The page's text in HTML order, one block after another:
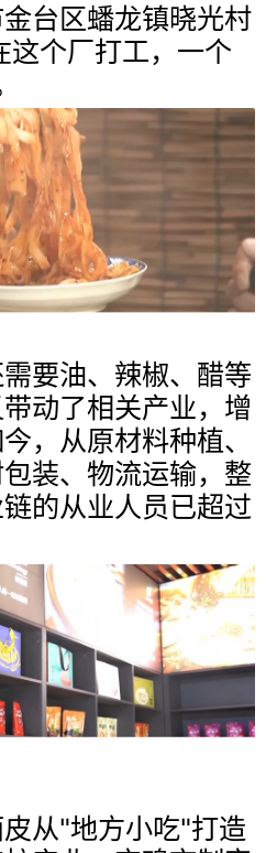
台区蟠龙镇晓光村
这个厂打工，一个
要油、辣椒、醋等
动了相关产业，增
，从原材料种植、
装、物流运输，整
的从业人员已超过
从"地方小吃"打造